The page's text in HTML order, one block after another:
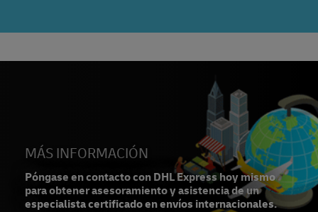
MÁS INFORMACIÓN
Póngase en contacto con DHL Express hoy mismo
para obtener asesoramiento y asistencia de un
especialista certificado en envíos internacionales.